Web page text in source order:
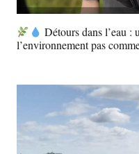
Détours dans l’eau :
l’environnement pas